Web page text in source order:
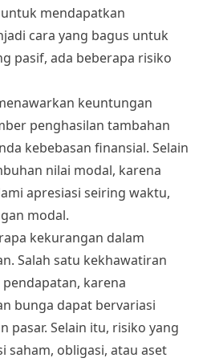
mendapatkan
cara yang bagus untuk
pasif, ada beberapa risiko
keuntungan
penghasilan tambahan
kebebasan finansial. Selain
nilai modal, karena
apresiasi seiring waktu,
modal.
kekurangan dalam
Salah satu kekhawatiran
karena
bunga dapat bervariasi
pasar. Selain itu, risiko yang
saham, obligasi, atau aset